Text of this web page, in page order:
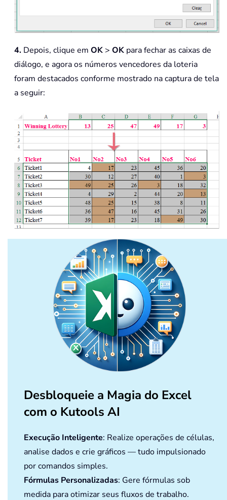
4. Depois, clique em OK > OK para fechar as caixas de
diálogo, e agora os números vencedores da loteria
foram destacados conforme mostrado na captura de tela
a seguir:
Desbloqueie a Magia do Excel
com o Kutools AI
Execução Inteligente: Realize operações de células,
analise dados e crie gráficos — tudo impulsionado
por comandos simples.
Fórmulas Personalizadas: Gere fórmulas sob
medida para otimizar seus fluxos de trabalho.